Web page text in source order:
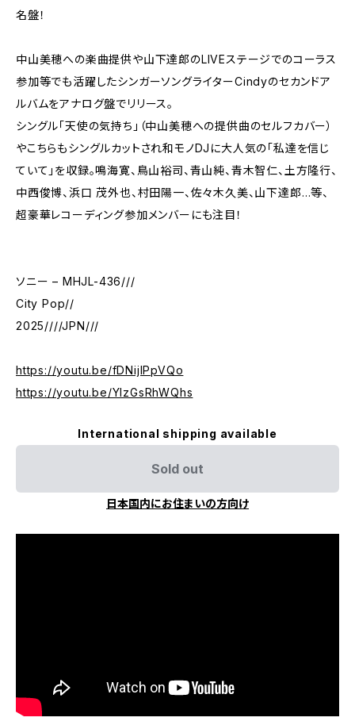
名盤！
中山美穂への楽曲提供や山下達郎のLIVEステージでのコーラス
参加等でも活躍したシンガーソングライターCindyのセカンドア
ルバムをアナログ盤でリリース。
シングル「天使の気持ち」（中山美穂への提供曲のセルフカバー）
やこちらもシングルカットされ和モノDJに大人気の「私達を信じ
ていて」を収録。鳴海寛、鳥山裕司、青山純、青木智仁、土方隆行、
中西俊博、浜口 茂外也、村田陽一、佐々木久美、山下達郎…等、
超豪華レコーディング参加メンバーにも注目！
ソニー – MHJL-436///
City Pop//
2025////JPN///
https://youtu.be/fDNijlPpVQo
https://youtu.be/YIzGsRhWQhs
International shipping available
Sold out
日本国内にお住まいの方向け